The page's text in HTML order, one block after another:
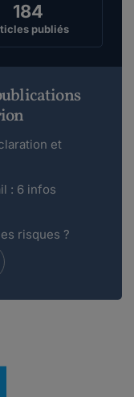
Mes congés
et
des h...
184
publiés
et
: 6 infos
risques ?